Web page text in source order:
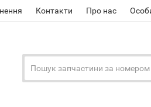
Контакти Про нас